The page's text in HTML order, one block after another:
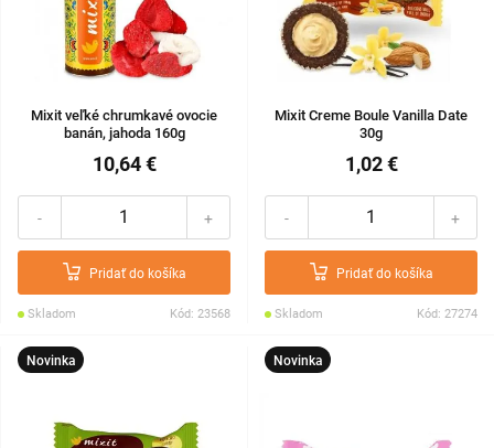
Mixit veľké chrumkavé ovocie
banán, jahoda 160g
10,64 €
- +
Pridať do košíka
Skladom Kód: 23568
Mixit Creme Boule Vanilla Date
30g
1,02 €
- +
Pridať do košíka
Skladom Kód: 27274
Novinka Novinka